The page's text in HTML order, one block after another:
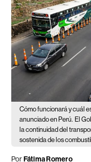
Cómo funcionará y cuál
anunciado en Perú. El
la continuidad del
sostenida de los
PorFátima Romero